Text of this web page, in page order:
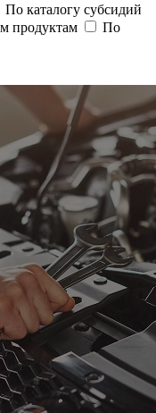
По каталогу субсидий
продуктам
По